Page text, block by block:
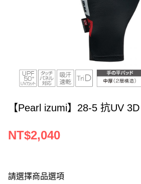
【Pearl izumi】28-5 抗UV
NT$2,040
請選擇商品選項